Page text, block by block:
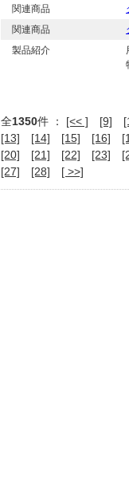
関連商品
関連商品
製品紹介
全1350件 ： [<< ] [9]
[13]
[14] [15] [16]
[20]
[21] [22] [23]
[27]
[28] [ >>]